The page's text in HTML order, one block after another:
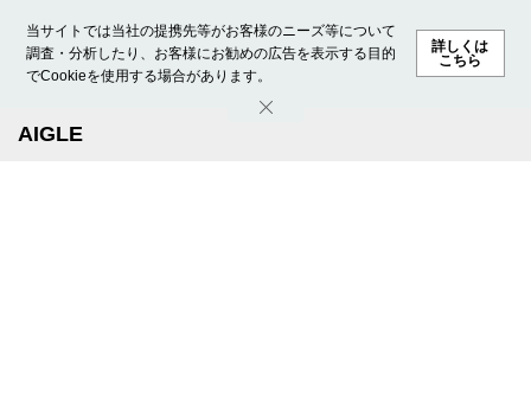
当サイトでは当社の提携先等がお客様のニーズ等について
調査・分析したり、お客様にお勧めの広告を表示する目的
でCookieを使用する場合があります。
詳しくは
こちら
ホーム モデル募集 ランキング ファッション ビューテ
AIGLE